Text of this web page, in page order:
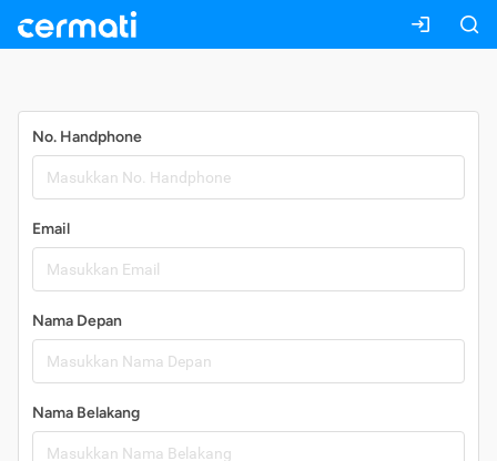
No. Handphone
Email
Nama Depan
Nama Belakang